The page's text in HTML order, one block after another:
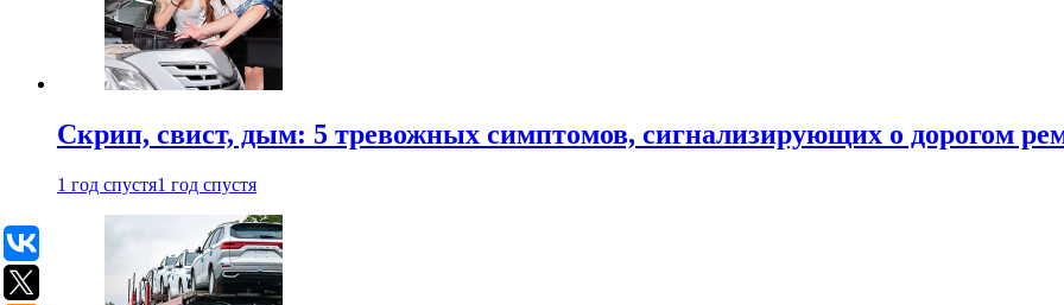
Скрип, свист, дым: 5 тревожных симптомов, сигнализирующих о дорогом
1 год спустя1 год спустя